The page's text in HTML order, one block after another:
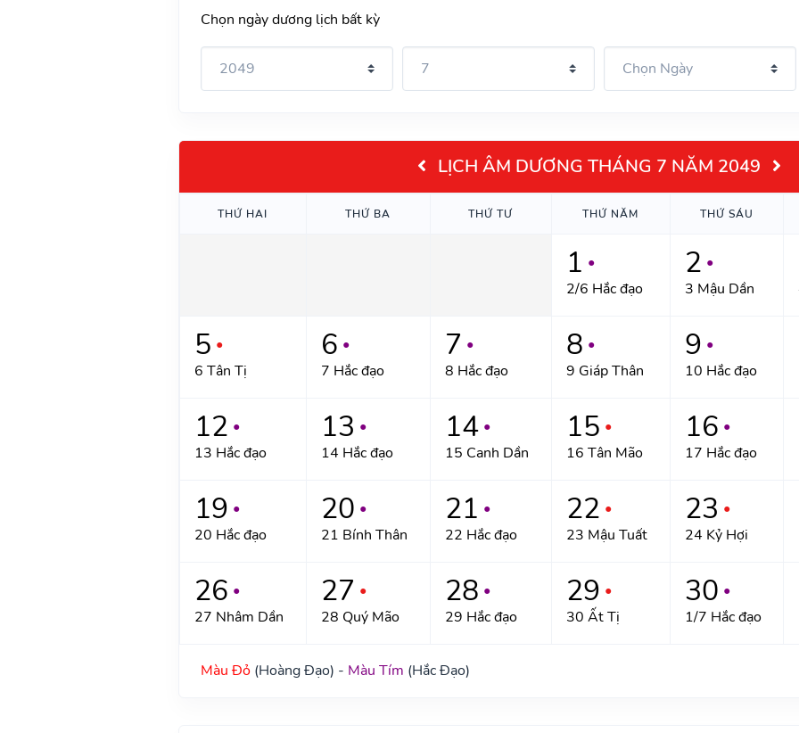
Chọn ngày dương lịch bất kỳ
LỊCH ÂM DƯƠNG THÁNG 7 NĂM 2049
THỨ HAI THỨ BA THỨ TƯ THỨ NĂM THỨ SÁU
1 ●
2/6 Hắc đạo
2 ●
3 Mậu Dần
5 ●
6 Tân Tị
6 ●
7 Hắc đạo
7 ●
8 Hắc đạo
8 ●
9 Giáp Thân
9 ●
10 Hắc đạo
12 ●
13 Hắc đạo
13 ●
14 Hắc đạo
14 ●
15 Canh Dần
15 ●
16 Tân Mão
16 ●
17 Hắc đạo
19 ●
20 Hắc đạo
20 ●
21 Bính Thân
21 ●
22 Hắc đạo
22 ●
23 Mậu Tuất
23 ●
24 Kỷ Hợi
26 ●
27 Nhâm Dần
27 ●
28 Quý Mão
28 ●
29 Hắc đạo
29 ●
30 Ất Tị
30 ●
1/7 Hắc đạo
Màu Đỏ(Hoàng Đạo) - Màu Tím (Hắc Đạo)